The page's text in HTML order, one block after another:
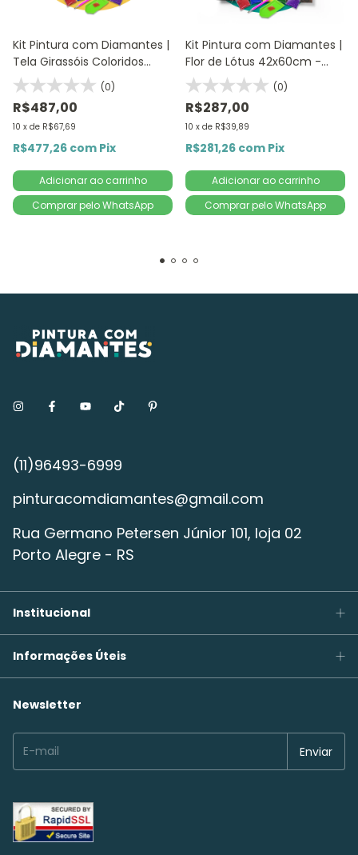
Kit Pintura com Diamantes |
Tela Girassóis Coloridos
80x60 - Diamante Redondo
| Diamond Painting 5D DIY
(0)
R$487,00
10 x de R$67,69
R$477,26 com Pix
Comprar pelo WhatsApp
Kit Pintura com Diamantes |
Flor de Lótus 42x60cm -
Diamante Redondo |
Diamond Painting 5D DIY
(0)
R$287,00
10 x de R$39,89
R$281,26 com Pix
Comprar pelo WhatsApp
pinturacomdiamantes@gmail.com
Rua Germano Petersen Júnior 101, loja 02
Porto Alegre - RS
Institucional
Informações Úteis
Newsletter